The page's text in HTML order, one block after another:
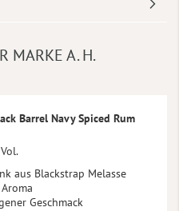
MARKE A. H.
Barrel Navy Spiced Rum
aus Blackstrap Melasse
Geschmack